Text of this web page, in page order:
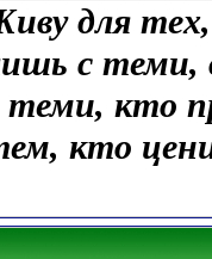
для
с теми,
теми, кто
кто